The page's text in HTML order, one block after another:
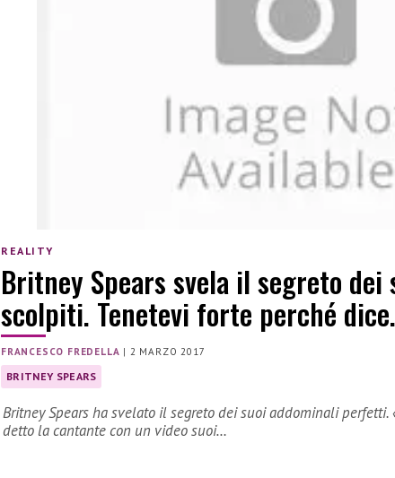
REALITY
Britney Spears svela il segreto dei
scolpiti. Tenetevi forte perché
FRANCESCO FREDELLA | 2 MARZO 2017
BRITNEY SPEARS
Britney Spears ha svelato il segreto dei suoi addominali perfetti.
detto la cantante con un video suoi…